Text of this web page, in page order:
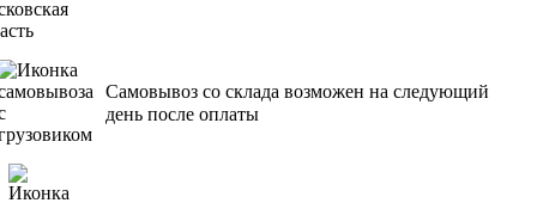
Самовывоз со склада возможен на следующий
день после оплаты